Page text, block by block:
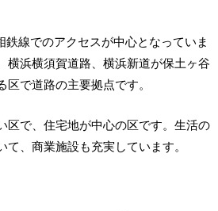
鉄線でのアクセスが中心となっていま
横浜横須賀道路、横浜新道が保土ヶ谷
で道路の主要拠点です。
区で、住宅地が中心の区です。生活の
、商業施設も充実しています。